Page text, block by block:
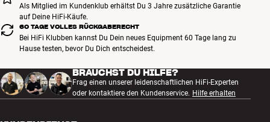
Als Mitglied im Kundenklub erhältst Du 3 Jahre zusätzliche Garantie
auf Deine HiFi-Käufe.
60 TAGE VOLLES RÜCKGABERECHT
Bei HiFi Klubben kannst Du Dein neues Equipment 60 Tage lang zu
Hause testen, bevor Du Dich entscheidest.
BRAUCHST DU HILFE?
Frag einen unserer leidenschaftlichen HiFi-Experten
oder kontaktiere den Kundenservice. Hilfe erhalten